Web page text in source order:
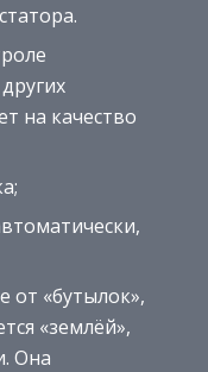
на качество
от «бутылок»,
«землёй»,
Она